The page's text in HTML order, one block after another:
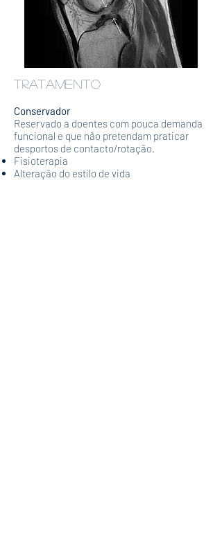
TRATAMENTO
Conservador
Reservado a doentes com pouca demanda
funcional e que não pretendam praticar
desportos de contacto/rotação.
Fisioterapia
Alteração do estilo de vida